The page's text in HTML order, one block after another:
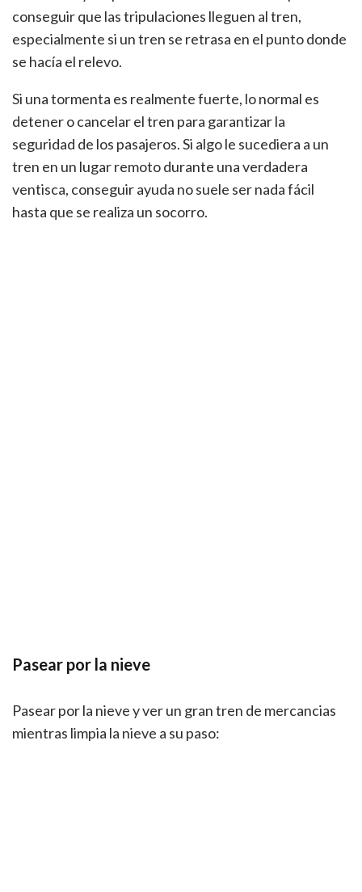
conseguir que las tripulaciones lleguen al tren,
especialmente si un tren se retrasa en el punto donde
se hacía el relevo.
Si una tormenta es realmente fuerte, lo normal es
detener o cancelar el tren para garantizar la
seguridad de los pasajeros. Si algo le sucediera a un
tren en un lugar remoto durante una verdadera
ventisca, conseguir ayuda no suele ser nada fácil
hasta que se realiza un socorro.
Pasear por la nieve
Pasear por la nieve y ver un gran tren de mercancias
mientras limpia la nieve a su paso: